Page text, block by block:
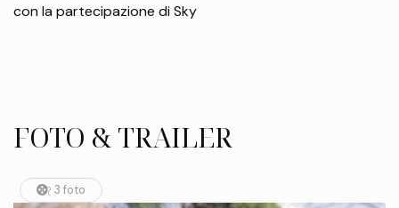
con la partecipazione di Sky
FOTO & TRAILER
3 foto